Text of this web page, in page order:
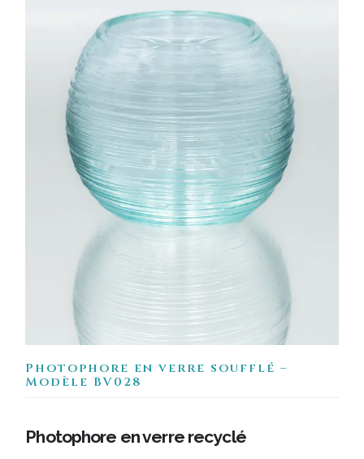
Photophore en verre soufflé –
Modèle BV028
Photophore en verre recyclé